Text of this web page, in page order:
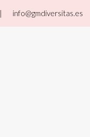
| info@gmdiversitas.es